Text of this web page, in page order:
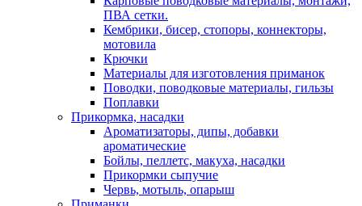
ПВА сетки.
Кембрики, бисер, стопоры, коннекторы,
мотовила
Крючки
Материалы для изготовления приманок
Поводки, поводковые материалы, гильзы
Поплавки
Прикормка, насадки
Ароматизаторы, дипы, добавки
ароматические
Бойлы, пеллетс, макуха, насадки
Прикормки сыпучие
Червь, мотыль, опарыш